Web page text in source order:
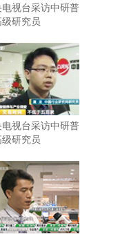
务态度，也值得点赞。
电视台采访中研普
研究员
电视台采访中研普
研究员